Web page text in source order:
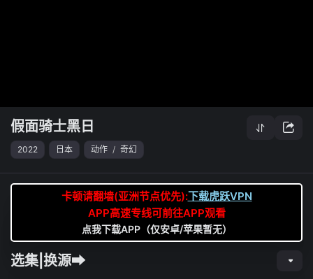
假面骑士黑日
2022 日本 动作 / 奇幻
卡顿请翻墙(亚洲节点优先):下载虎跃VPN
APP高速专线可前往APP观看
点我下载APP（仅安卓/苹果暂无）
选集|换源➡